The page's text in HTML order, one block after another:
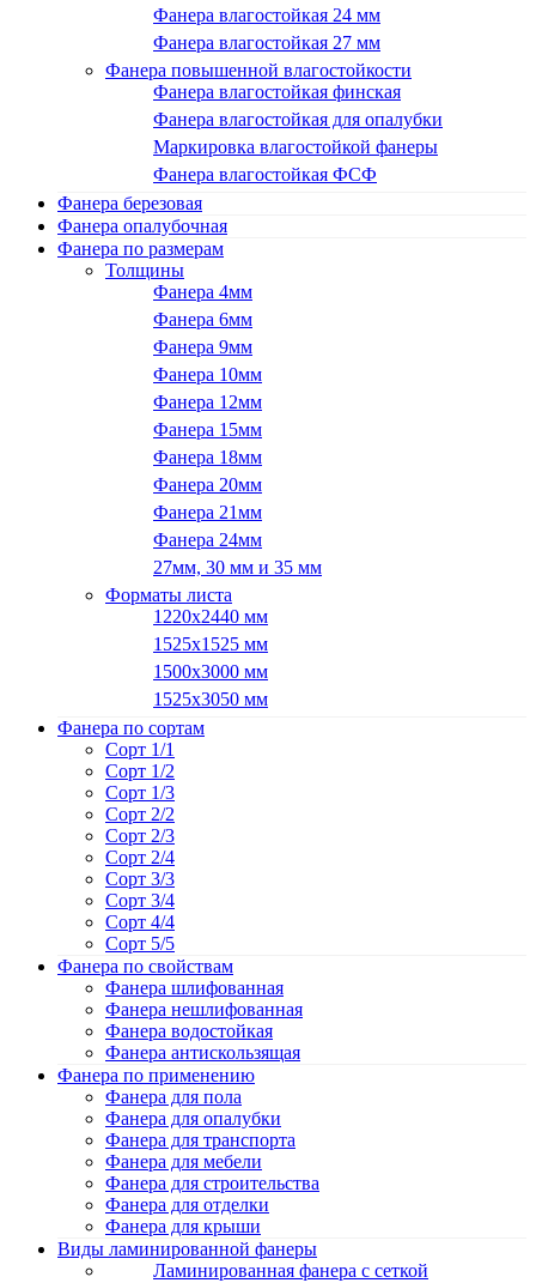
Фанера влагостойкая 24 мм
Фанера влагостойкая 27 мм
Фанера повышенной влагостойкости
Фанера влагостойкая финская
Фанера влагостойкая для опалубки
Маркировка влагостойкой фанеры
Фанера влагостойкая ФСФ
Фанера березовая
Фанера опалубочная
Фанера по размерам
Толщины
Фанера 4мм
Фанера 6мм
Фанера 9мм
Фанера 10мм
Фанера 12мм
Фанера 15мм
Фанера 18мм
Фанера 20мм
Фанера 21мм
Фанера 24мм
27мм, 30 мм и 35 мм
Форматы листа
1220х2440 мм
1525х1525 мм
1500х3000 мм
1525х3050 мм
Фанера по сортам
Сорт 1/1
Сорт 1/2
Сорт 1/3
Сорт 2/2
Сорт 2/3
Сорт 2/4
Сорт 3/3
Сорт 3/4
Сорт 4/4
Сорт 5/5
Фанера по свойствам
Фанера шлифованная
Фанера нешлифованная
Фанера водостойкая
Фанера антискользящая
Фанера по применению
Фанера для пола
Фанера для опалубки
Фанера для транспорта
Фанера для мебели
Фанера для строительства
Фанера для отделки
Фанера для крыши
Виды ламинированной фанеры
Ламинированная фанера с сеткой